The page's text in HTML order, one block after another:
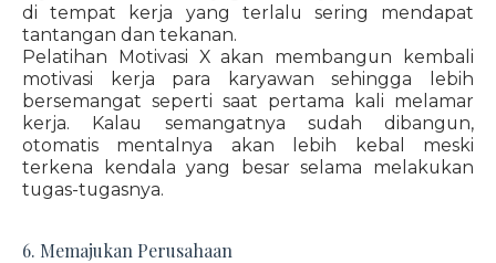
di tempat kerja yang terlalu sering mendapat
tantangan dan tekanan.
Pelatihan Motivasi X akan membangun kembali
motivasi kerja para karyawan sehingga lebih
bersemangat seperti saat pertama kali melamar
kerja. Kalau semangatnya sudah dibangun,
otomatis mentalnya akan lebih kebal meski
terkena kendala yang besar selama melakukan
tugas-tugasnya.
6. Memajukan Perusahaan